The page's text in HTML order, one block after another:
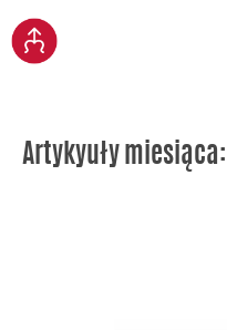
Artykyuły miesiąca: